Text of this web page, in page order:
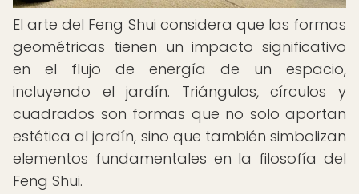
El arte del Feng Shui considera que las formas
geométricas tienen un impacto significativo
en el flujo de energía de un espacio,
incluyendo el jardín. Triángulos, círculos y
cuadrados son formas que no solo aportan
estética al jardín, sino que también simbolizan
elementos fundamentales en la filosofía del
Feng Shui.